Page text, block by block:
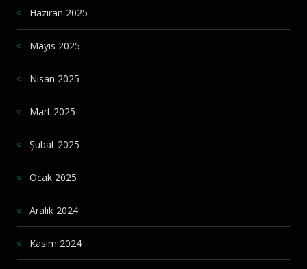
Haziran 2025
Mayıs 2025
Nisan 2025
Mart 2025
Şubat 2025
Ocak 2025
Aralık 2024
Kasım 2024